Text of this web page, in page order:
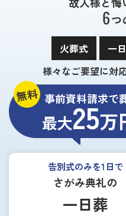
6つ
火葬式 一
様々なご要望に対
無料 事前資料請求で
最大25万
告別式のみを1日で
さがみ典礼の
一日葬